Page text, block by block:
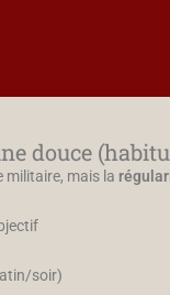
douce
militaire, mais la
soir)